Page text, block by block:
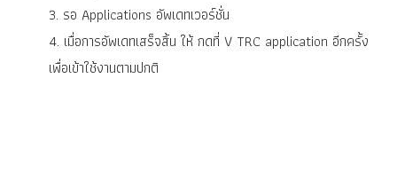
3. รอ Applications อัพเดทเวอร์ชั่น
4. เมื่อการอัพเดทเสร็จสิ้น ให้ กดที่ V TRC application อีกครั้ง
เพื่อเข้าใช้งานตามปกติ